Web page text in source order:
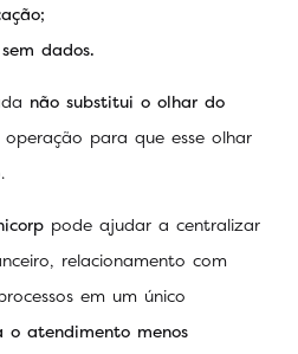
dados.
não substitui o olhar do
para que esse olhar
pode ajudar a centralizar
relacionamento com
em um único
o atendimento menos